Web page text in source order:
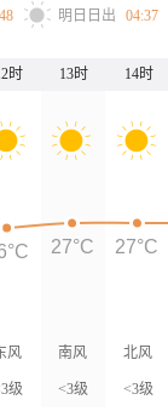
明日日出 04:37
时 13时 14时
风
级
南风
<3级
北风
<3级
27°C 27°C